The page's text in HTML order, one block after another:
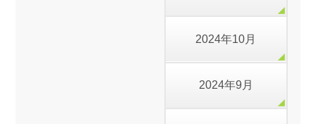
2024年10月
2024年9月